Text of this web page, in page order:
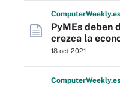
ComputerWeekly.es
PyMEs deben
crezca la
18 oct 2021
ComputerWeekly.es